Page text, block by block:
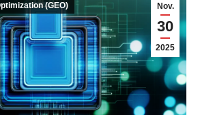
Nov.
30
2025
(GEO)